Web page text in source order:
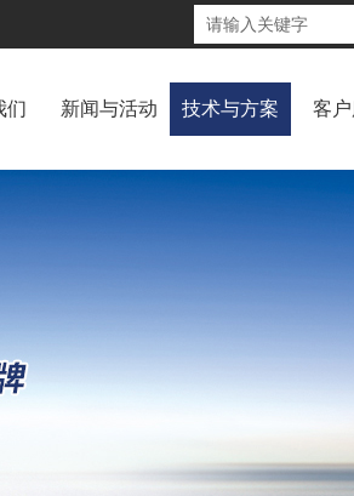
们 新闻与活动 技术与方案 客